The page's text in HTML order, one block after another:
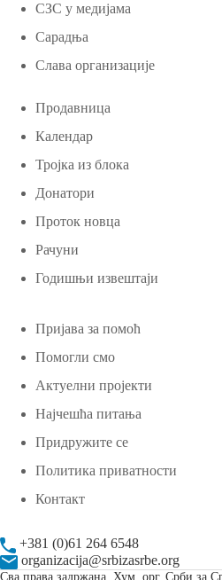
СЗС у медијама
Сарадња
Слава организације
Продавница
Календар
Тројка из блока
Донатори
Проток новца
Рачуни
Годишњи извештаји
Пријава за помоћ
Помогли смо
Актуелни пројекти
Најчешћа питања
Придружите се
Политика приватности
Контакт
+381 (0)61 264 6548
organizacija@srbizasrbe.org
Сва права задржана. Хум. орг. Срби за